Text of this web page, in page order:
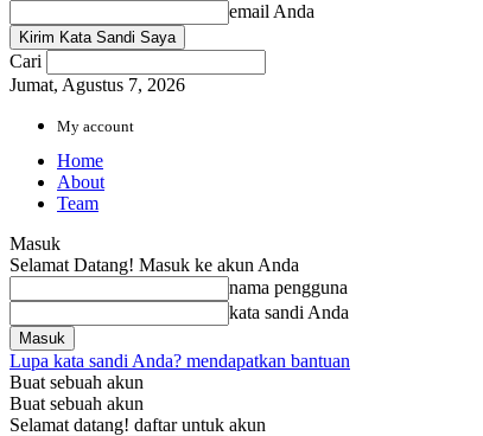
email Anda
Cari
Jumat, Agustus 7, 2026
My account
Home
About
Team
Masuk
Selamat Datang! Masuk ke akun Anda
nama pengguna
kata sandi Anda
Lupa kata sandi Anda? mendapatkan bantuan
Buat sebuah akun
Buat sebuah akun
Selamat datang! daftar untuk akun